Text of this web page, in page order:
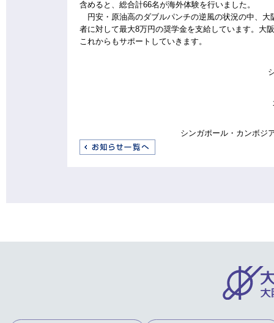
含めると、総合計66名が海外体験を行いました。
円安・原油高のダブルパンチの逆風の状況の中、大
者に対して最大8万円の奨学金を支給しています。大
これからもサポートしていきます。
シンガポール・カンボジ